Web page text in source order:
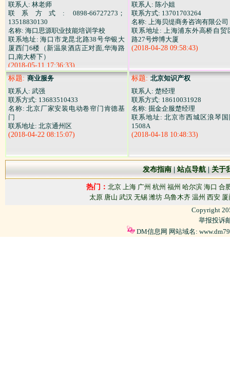
联系人: 林老师
联系方式: 0898-66727273；
13518830130
名称: 海口思源职业技能培训学校
联系地址: 海口市龙昆北路38号华银大
厦西门6楼（新温泉酒店正对面,华海路
口,南大桥下）
(2018-05-11 17:36:33)
联系人: 陈小姐
联系方式: 13701703264
名称: 上海贝缇商务咨询有限公司
联系地址: 上海浦东外高桥自贸
路27号烨博大厦
(2018-04-28 09:58:43)
标题: 商业服务
联系人: 武强
联系方式: 13683510433
名称: 北京厂家安装电动卷帘门肯德基
门
联系地址: 北京通州区
(2018-04-22 08:15:07)
标题: 北京知识产权
联系人: 楚经理
联系方式: 18610031928
名称: 掘金企服楚经理
联系地址: 北京市西城区浪琴
1508A
(2018-04-18 10:48:33)
发布指南 |站点导航| 关于
热门： 北京 上海 广州 杭州 福州 哈尔滨 海口 合
太原 唐山 武汉 无锡 潍坊 乌鲁木齐 温州 西安 厦
Copyright
举报投诉
DM信息网 网站域名: